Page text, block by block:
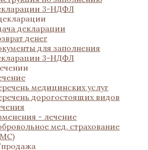
3-НДФЛ
декларации
денег
для заполнения
3-НДФЛ
медицинских услуг
дорогостоящих видов
- лечение
мед. страхование